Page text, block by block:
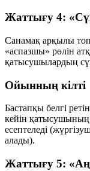
Жаттығу 4:
Санамақ арқылы
«аспазшы» рөлін
қатысушылардың
Ойынның кілті
Бастапқы белгі
кейін қатысушының
есептеледі
алады).
Жаттығу 5: